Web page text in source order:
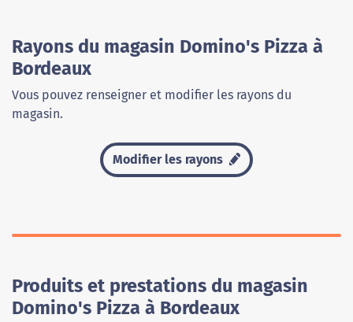
Rayons du magasin Domino's Pizza à
Bordeaux
Vous pouvez renseigner et modifier les rayons du
magasin.
Modifier les rayons
Produits et prestations du magasin
Domino's Pizza à Bordeaux